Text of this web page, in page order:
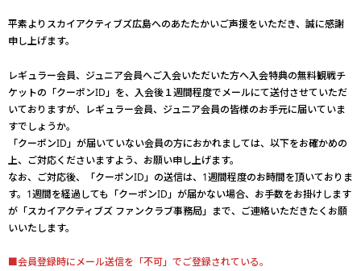
平素よりスカイアクティブズ広島へのあたたかいご声援をいただき、誠に感謝
申し上げます。
レギュラー会員、ジュニア会員へご入会いただいた方へ入会特典の無料観戦チ
ケットの「クーポンID」を、入会後１週間程度でメールにて送付させていただ
いておりますが、レギュラー会員、ジュニア会員の皆様のお手元に届いていま
すでしょうか。
「クーポンID」が届いていない会員の方におかれましては、以下をお確かめの
上、ご対応くださいますよう、お願い申し上げます。
なお、ご対応後、「クーポンID」の送信は、1週間程度のお時間を頂いておりま
す。1週間を経過しても「クーポンID」が届かない場合、お手数をお掛けします
が「スカイアクティブズ ファンクラブ事務局」まで、ご連絡いただきたくお願
いいたします。
■会員登録時にメール送信を「不可」でご登録されている。